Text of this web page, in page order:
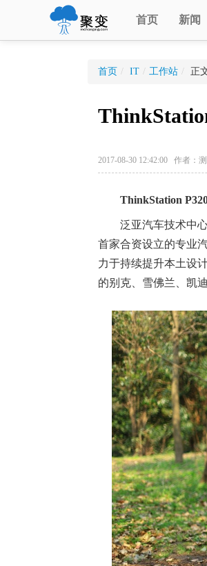
首页 新闻
首页 / IT / 工作站 / 正
2017-08-30 12:42:00 作者：
ThinkStation
泛亚汽车技术中心
首家合资设立的专业
力于持续提升本土设
的别克、雪佛兰、凯